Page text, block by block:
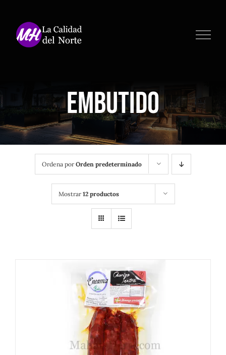
contenido
Embutido
Ordena por Orden predeterminado
Mostrar 12 productos